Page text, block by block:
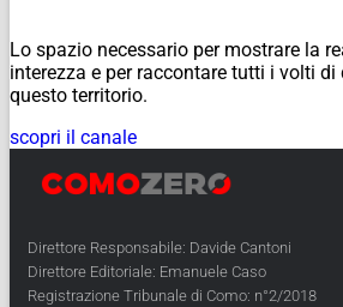
Lo spazio necessario per mostrare la
interezza e per raccontare tutti i volti di
questo territorio.
scopri il canale
Direttore Responsabile: Davide Cantoni
Direttore Editoriale: Emanuele Caso
Registrazione Tribunale di Como: n°2/2018